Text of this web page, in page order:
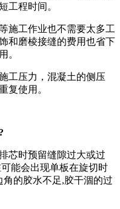
工程时间。
施工作业也不需要太多工
和磨棱接缝的费用也省下
。
工压力，混凝土的侧压
复使用。
芯时预留缝隙过大或过
能会出现单板在旋切时
的胶水不足,胶干涸的过